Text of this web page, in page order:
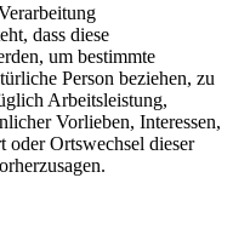
dass diese
um bestimmte
Person beziehen, zu
Arbeitsleistung,
Vorlieben, Interessen,
oder Ortswechsel dieser